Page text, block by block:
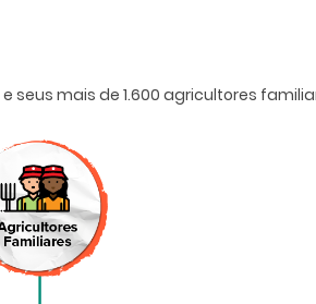
seus mais de 1.600 agricultores